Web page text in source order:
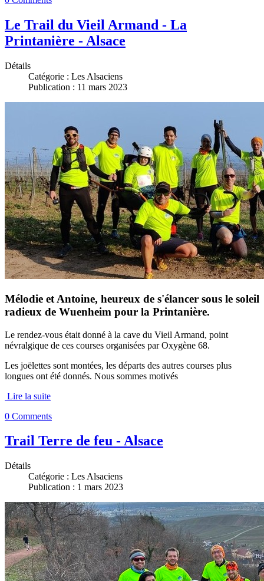
Le Trail du Vieil Armand - La
Printanière - Alsace
Détails
Catégorie : Les Alsaciens
Publication : 11 mars 2023
Mélodie et Antoine, heureux de s'élancer sous le soleil
radieux de Wuenheim pour la Printanière.
Le rendez-vous était donné à la cave du Vieil Armand, point
névralgique de ces courses organisées par Oxygène 68.
Les joëlettes sont montées, les départs des autres courses plus
longues ont été donnés. Nous sommes motivés
Lire la suite
0 Comments
Trail Terre de feu - Alsace
Détails
Catégorie : Les Alsaciens
Publication : 1 mars 2023